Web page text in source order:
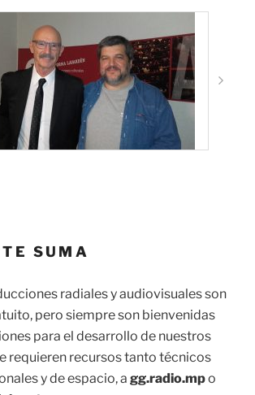
SUMA
radiales y audiovisuales son
pero siempre son bienvenidas
para el desarrollo de nuestros
requieren recursos tanto técnicos
y de espacio, a gg.radio.mpo